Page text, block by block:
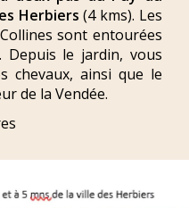
Herbiers (4 kms). Les
sont entourées
. Depuis le jardin, vous
chevaux, ainsi que le
de la Vendée.